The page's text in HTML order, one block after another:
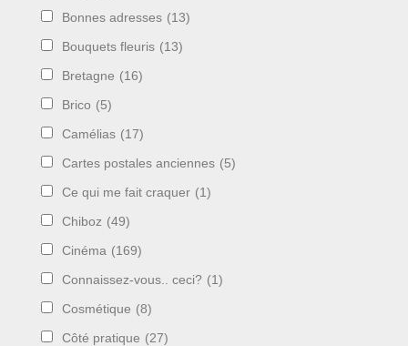
Bonnes adresses (13)
Bouquets fleuris (13)
Bretagne (16)
Brico (5)
Camélias (17)
Cartes postales anciennes (5)
Ce qui me fait craquer (1)
Chiboz (49)
Cinéma (169)
Connaissez-vous.. ceci? (1)
Cosmétique (8)
Côté pratique (27)